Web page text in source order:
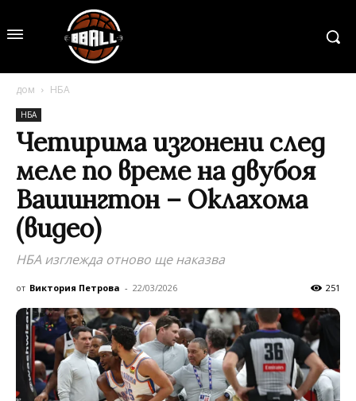
дом НБА
НБА
Четирима изгонени след
меле по време на двубоя
Вашингтон – Оклахома
(видео)
НБА изглежда отново ще наказва
от Виктория Петрова - 22/03/2026 251